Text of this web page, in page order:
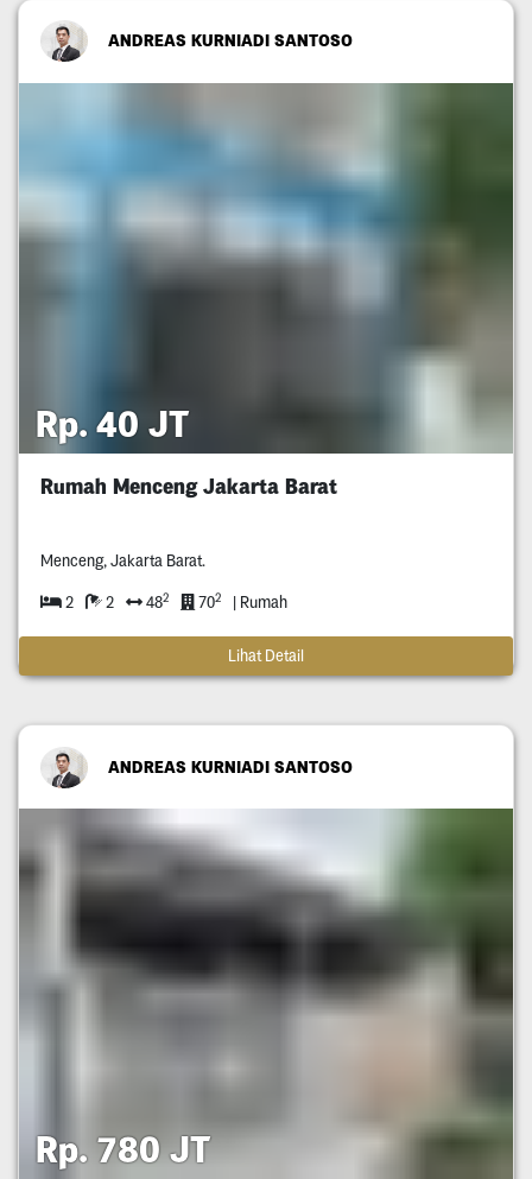
ANDREAS KURNIADI SANTOSO
Rp. 40 JT
Rumah Menceng Jakarta Barat
Menceng, Jakarta Barat.
2 2 482 702 | Rumah
Lihat Detail
ANDREAS KURNIADI SANTOSO
Rp. 780 JT